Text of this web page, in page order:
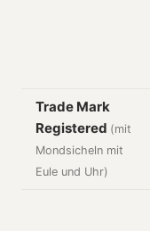
Trade Mark
Registered (mit
Mondsicheln mit
Eule und Uhr)